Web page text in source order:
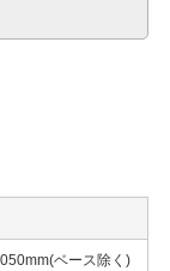
ベース除く)